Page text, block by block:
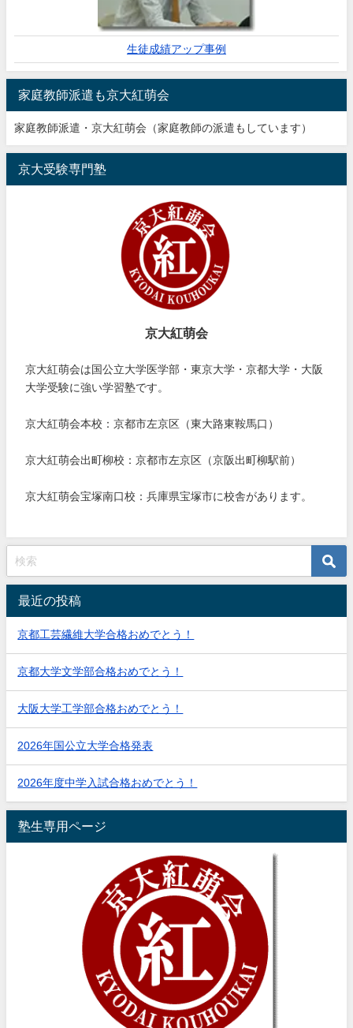
生徒成績アップ事例
家庭教師派遣も京大紅萌会
家庭教師派遣・京大紅萌会（家庭教師の派遣もしています）
京大受験専門塾
京大紅萌会
京大紅萌会は国公立大学医学部・東京大学・京都大学・大阪
大学受験に強い学習塾です。
京大紅萌会本校：京都市左京区（東大路東鞍馬口）
京大紅萌会出町柳校：京都市左京区（京阪出町柳駅前）
京大紅萌会宝塚南口校：兵庫県宝塚市に校舎があります。
最近の投稿
京都工芸繊維大学合格おめでとう！
京都大学文学部合格おめでとう！
大阪大学工学部合格おめでとう！
2026年国公立大学合格発表
2026年度中学入試合格おめでとう！
塾生専用ページ